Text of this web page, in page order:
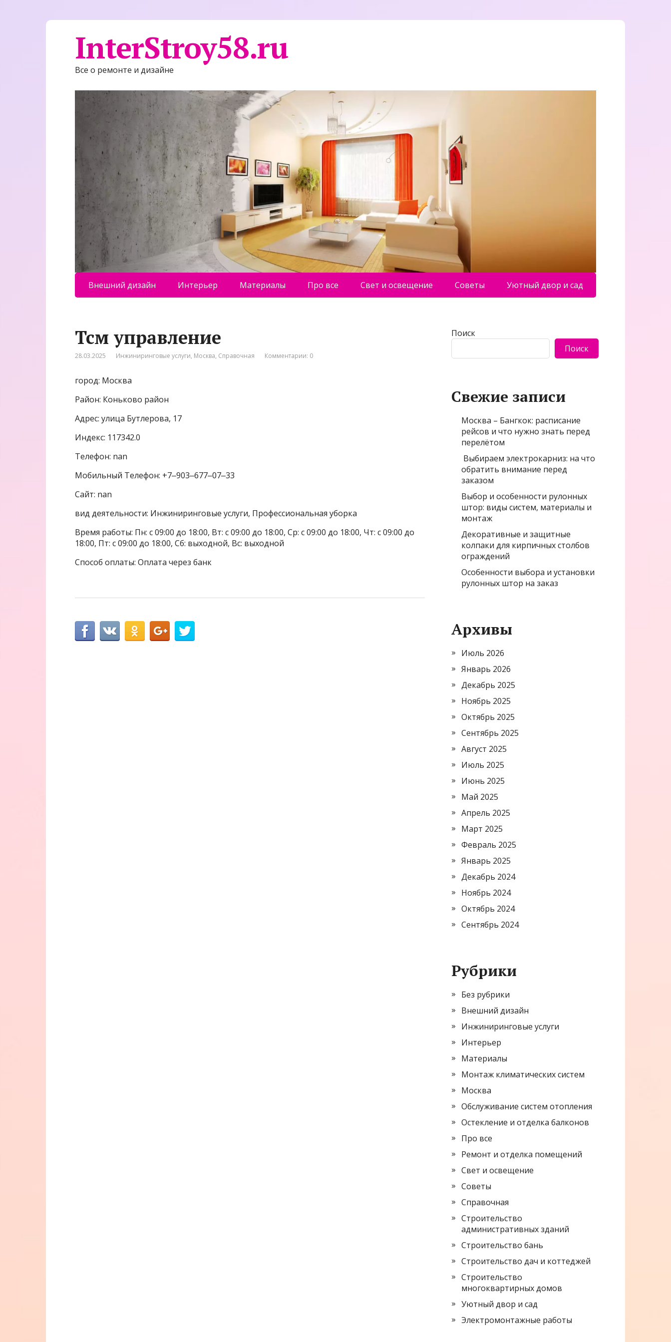
InterStroy58.ru
Все о ремонте и дизайне
Внешний дизайн Интерьер Материалы Про все Свет и освещение Советы Уютный двор и сад
Тсм управление
28.03.2025 Инжиниринговые услуги, Москва, Справочная Комментарии: 0
город: Москва
Район: Коньково район
Адрес: улица Бутлерова, 17
Индекс: 117342.0
Телефон: nan
Мобильный Телефон: +7‒903‒677‒07‒33
Сайт: nan
вид деятельности: Инжиниринговые услуги, Профессиональная уборка
Время работы: Пн: с 09:00 до 18:00, Вт: с 09:00 до 18:00, Ср: с 09:00 до 18:00, Чт: с 09:00 до
18:00, Пт: с 09:00 до 18:00, Сб: выходной, Вс: выходной
Способ оплаты: Оплата через банк
Поиск
Поиск
Свежие записи
Москва – Бангкок: расписание
рейсов и что нужно знать перед
перелётом
Выбираем электрокарниз: на что
обратить внимание перед
заказом
Выбор и особенности рулонных
штор: виды систем, материалы и
монтаж
Декоративные и защитные
колпаки для кирпичных столбов
ограждений
Особенности выбора и установки
рулонных штор на заказ
Архивы
Июль 2026
Январь 2026
Декабрь 2025
Ноябрь 2025
Октябрь 2025
Сентябрь 2025
Август 2025
Июль 2025
Июнь 2025
Май 2025
Апрель 2025
Март 2025
Февраль 2025
Январь 2025
Декабрь 2024
Ноябрь 2024
Октябрь 2024
Сентябрь 2024
Рубрики
Без рубрики
Внешний дизайн
Инжиниринговые услуги
Интерьер
Материалы
Монтаж климатических систем
Москва
Обслуживание систем отопления
Остекление и отделка балконов
Про все
Ремонт и отделка помещений
Свет и освещение
Советы
Справочная
Строительство
административных зданий
Строительство бань
Строительство дач и коттеджей
Строительство
многоквартирных домов
Уютный двор и сад
Электромонтажные работы